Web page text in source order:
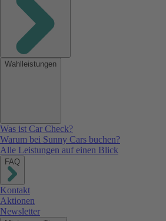
Wahlleistungen
Was ist Car Check?
Warum bei Sunny Cars buchen?
Alle Leistungen auf einen Blick
FAQ
Kontakt
Aktionen
Newsletter